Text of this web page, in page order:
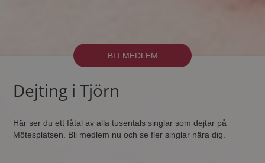
BLI MEDLEM
Dejting i Tjörn
Här ser du ett fåtal av alla tusentals singlar som dejtar på
Mötesplatsen. Bli medlem nu och se fler singlar nära dig.